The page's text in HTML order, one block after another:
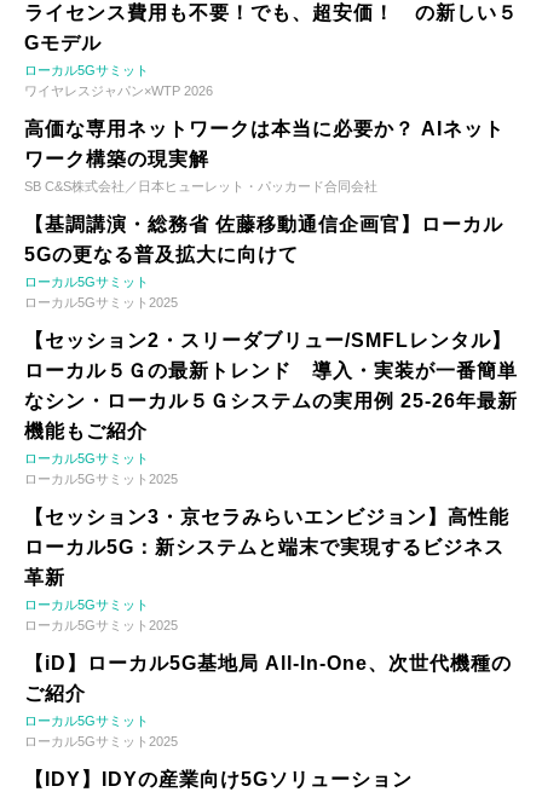
ライセンス費用も不要！でも、超安価！ の新しい５
Gモデル
ローカル5Gサミット
ワイヤレスジャパン×WTP 2026
高価な専用ネットワークは本当に必要か？ AIネット
ワーク構築の現実解
SB C&S株式会社／日本ヒューレット・パッカード合同会社
【基調講演・総務省 佐藤移動通信企画官】ローカル
5Gの更なる普及拡大に向けて
ローカル5Gサミット
ローカル5Gサミット2025
【セッション2・スリーダブリュー/SMFLレンタル】
ローカル５Ｇの最新トレンド 導入・実装が一番簡単
なシン・ローカル５Ｇシステムの実用例 25-26年最新
機能もご紹介
ローカル5Gサミット
ローカル5Gサミット2025
【セッション3・京セラみらいエンビジョン】高性能
ローカル5G：新システムと端末で実現するビジネス
革新
ローカル5Gサミット
ローカル5Gサミット2025
【iD】ローカル5G基地局 All-In-One、次世代機種の
ご紹介
ローカル5Gサミット
ローカル5Gサミット2025
【IDY】IDYの産業向け5Gソリューション